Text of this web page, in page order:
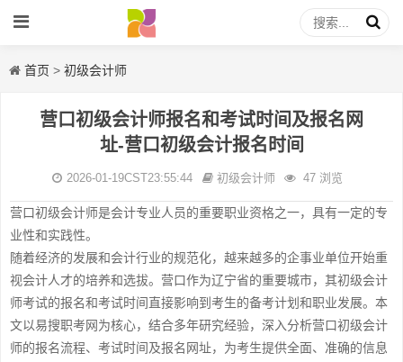
首页 > 初级会计师
营口初级会计师报名和考试时间及报名网
址-营口初级会计报名时间
2026-01-19CST23:55:44 初级会计师 47 浏览
营口初级会计师是会计专业人员的重要职业资格之一，具有一定的专
业性和实践性。
随着经济的发展和会计行业的规范化，越来越多的企事业单位开始重
视会计人才的培养和选拔。营口作为辽宁省的重要城市，其初级会计
师考试的报名和考试时间直接影响到考生的备考计划和职业发展。本
文以易搜职考网为核心，结合多年研究经验，深入分析营口初级会计
师的报名流程、考试时间及报名网址，为考生提供全面、准确的信息